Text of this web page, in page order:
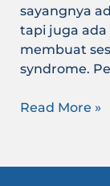
sayangnya
tapi juga ada
membuat
syndrome.
Read More »